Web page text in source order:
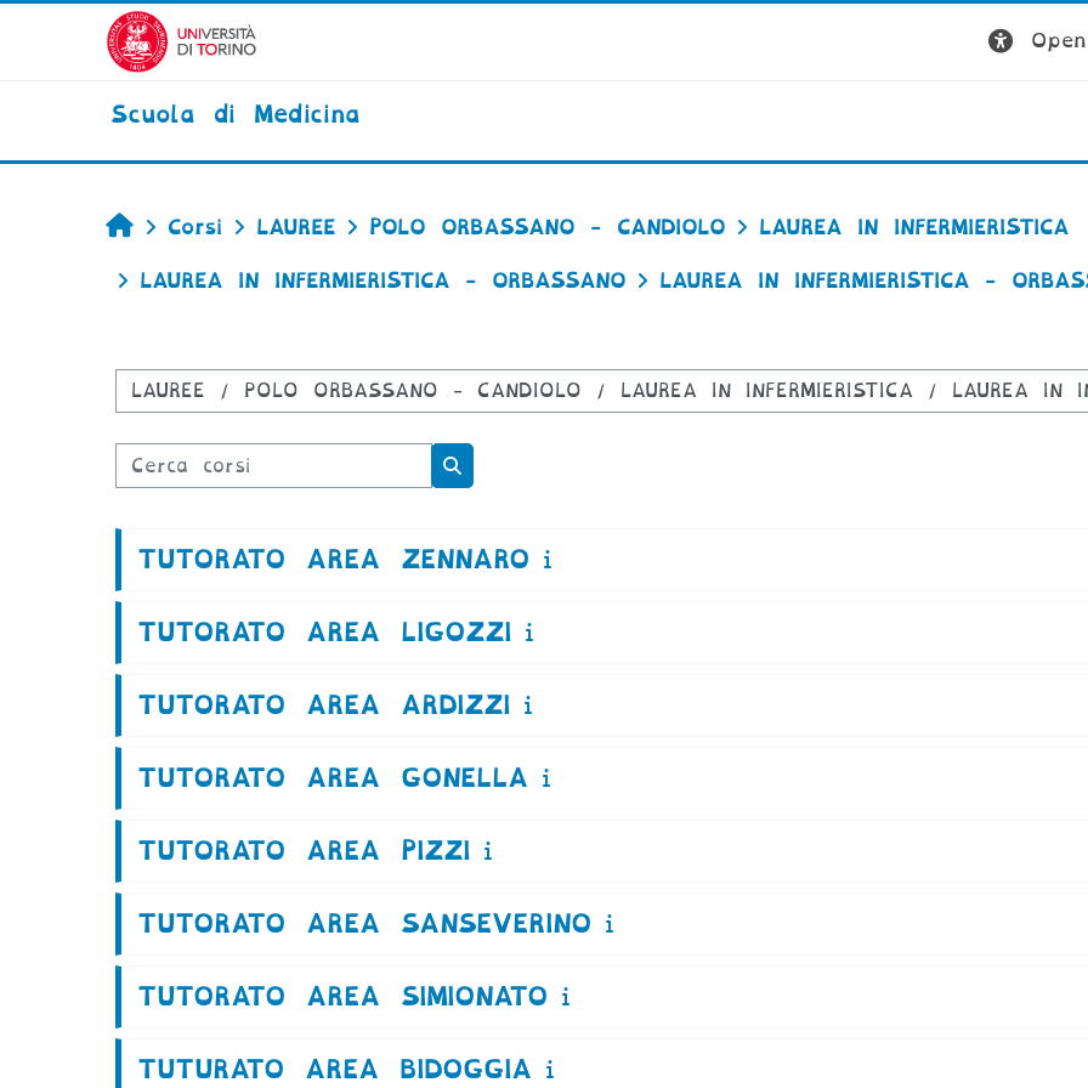
Vai al contenuto principale
Scuola di Medicina
Home
Corsi LAUREE POLO ORBASSANO - CANDIOLO LAUREA IN INFERMIERISTICA
LAUREA IN INFERMIERISTICA - ORBASSANO LAUREA IN INFERMIERISTICA -
Categorie di corso
Cerca corsi
Cerca corsi
TUTORATO AREA ZENNARO
TUTORATO AREA LIGOZZI
TUTORATO AREA ARDIZZI
TUTORATO AREA GONELLA
TUTORATO AREA PIZZI
TUTORATO AREA SANSEVERINO
TUTORATO AREA SIMIONATO
TUTURATO AREA BIDOGGIA